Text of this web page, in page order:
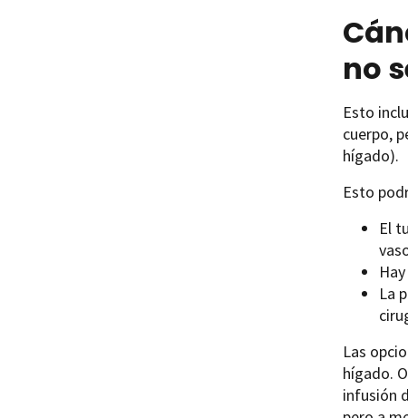
no
Esto
cuerpo,
hígado).
Esto
El
La
Las
hígado.
infusión